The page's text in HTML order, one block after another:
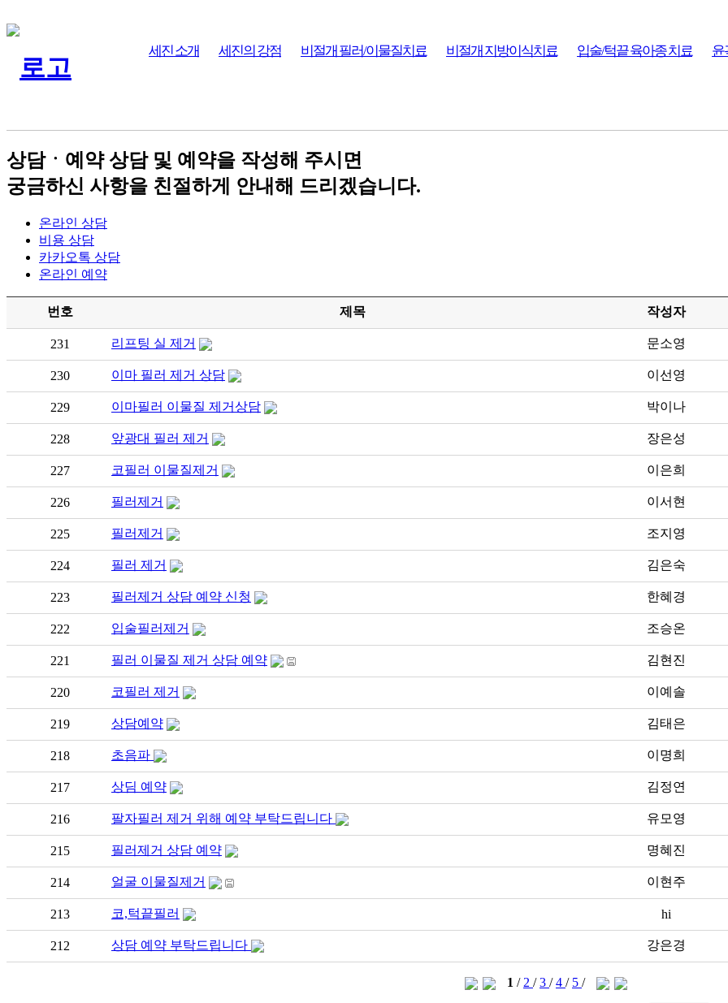
세진 소개 세진의 강점 비절개 필러/이물질치료 비절개 지방이식치료 입술/턱끝 육아종 치료 윤
상담ㆍ예약상담 및 예약을 작성해 주시면
궁금하신 사항을 친절하게 안내해 드리겠습니다.
온라인 상담
비용 상담
카카오톡 상담
온라인 예약
번호 제목 작성자
231 리프팅 실 제거 문소영
230 이마 필러 제거 상담 이선영
229 이마필러 이물질 제거상담 박이나
228 앞광대 필러 제거 장은성
227 코필러 이물질제거 이은희
226 필러제거 이서현
225 필러제거 조지영
224 필러 제거 김은숙
223 필러제거 상담 예약 신청 한혜경
222 입술필러제거 조승온
221 필러 이물질 제거 상담 예약 김현진
220 코필러 제거 이예솔
219 상담예약 김태은
218 초음파 이명희
217 상딤 예약 김정연
216 팔자필러 제거 위해 예약 부탁드립니다 유모영
215 필러제거 상담 예약 명혜진
214 얼굴 이물질제거 이현주
213 코,턱끝필러 hi
212 상담 예약 부탁드립니다 강은경
1 / 2 /3 /4 / 5 /